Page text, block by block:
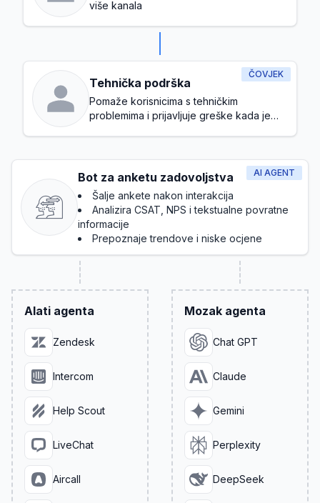
više kanala
ČOVJEK
Tehnička podrška
Pomaže korisnicima s tehničkim
problemima i prijavljuje greške kada je
AI AGENT
Bot za anketu zadovoljstva
Šalje ankete nakon interakcija
Analizira CSAT, NPS i tekstualne povratne
informacije
Prepoznaje trendove i niske ocjene
Alati agenta
Zendesk
Intercom
Help Scout
LiveChat
Aircall
Mozak agenta
Chat GPT
Claude
Gemini
Perplexity
DeepSeek